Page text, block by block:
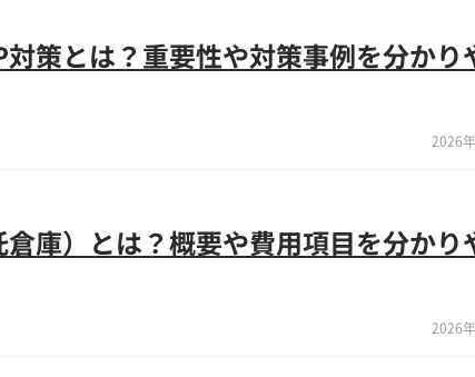
策とは？重要性や対策事例を分かり
2026
庫）とは？概要や費用項目を分かり
2026